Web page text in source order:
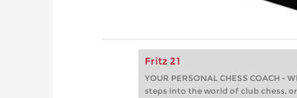
Fritz 21
YOUR PERSONAL CHESS COACH
steps into the world of club chess,